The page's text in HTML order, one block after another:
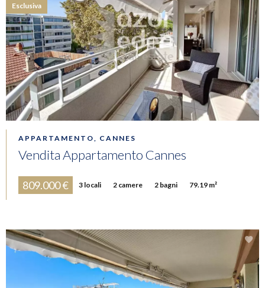
APPARTAMENTO, CANNES
Vendita Appartamento Cannes
809.000 € 3 locali 2 camere 2 bagni 79.19 m²
Esclusiva